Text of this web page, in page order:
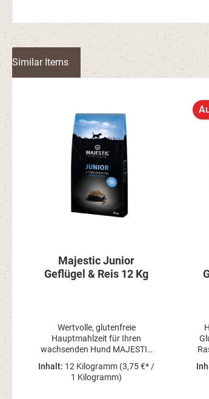
Similar Items
Majestic Junior
Geflügel & Reis 12 Kg
Wertvolle, glutenfreie
Hauptmahlzeit für Ihren
wachsenden Hund MAJESTIC
Hauptmahlzeit mit wertvollen
Proteinquellen. Bei der
Inhalt: 12 Kilogramm (3,75 €* /
1 Kilogramm)